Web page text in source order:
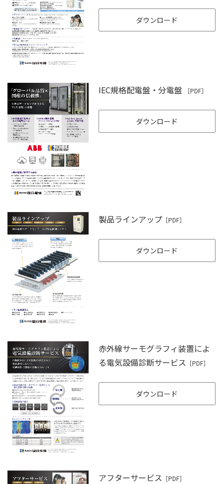
ダウンロード
IEC規格配電盤・分電盤 ［PDF］
ダウンロード
製品ラインアップ［PDF］
ダウンロード
赤外線サーモグラフィ装置によ
る電気設備診断サービス ［PDF］
ダウンロード
アフターサービス ［PDF］